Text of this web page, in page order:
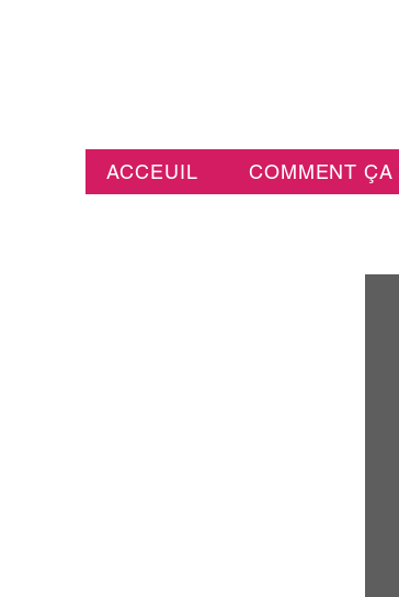
ACCEUIL COMMENT ÇA